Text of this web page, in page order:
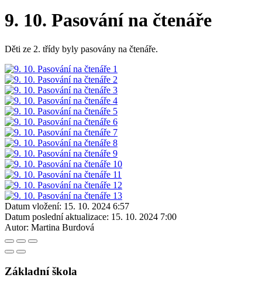
9. 10. Pasování na čtenáře
Děti ze 2. třídy byly pasovány na čtenáře.
Datum vložení: 15. 10. 2024 6:57
Datum poslední aktualizace: 15. 10. 2024 7:00
Autor: Martina Burdová
Základní škola